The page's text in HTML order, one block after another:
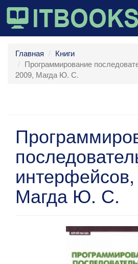
Главная
Книги
Программирование
2009, Магда Ю. С.
Магда Ю. С.